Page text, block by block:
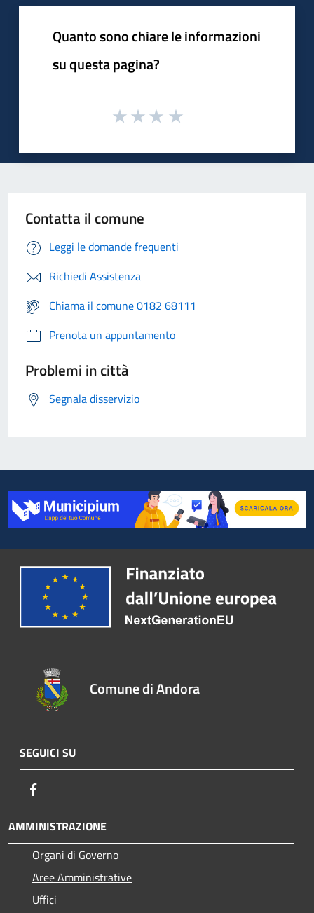
Quanto sono chiare le informazioni
su questa pagina?
Contatta il comune
Leggi le domande frequenti
Richiedi Assistenza
Chiama il comune 0182 68111
Prenota un appuntamento
Problemi in città
Segnala disservizio
Comune di Andora
SEGUICI SU
AMMINISTRAZIONE
Organi di Governo
Aree Amministrative
Uffici